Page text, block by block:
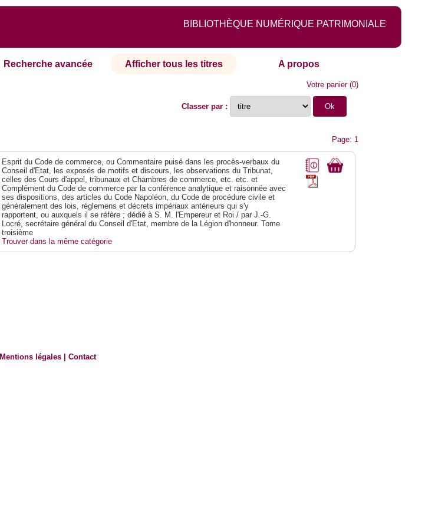
BIBLIOTHÈQUE NUMÉRIQUE PATRIMONIALE
Recherche avancée Afficher tous les titres A propos
Votre panier(0)
Classer par :
Page: 1
Esprit du Code de commerce, ou Commentaire puisé dans les procès-verbaux du
Conseil d'Etat, les exposés de motifs et discours, les observations du Tribunat,
celles des Cours d'appel, tribunaux et Chambres de commerce, etc. etc. et
Complément du Code de commerce par la conférence analytique et raisonnée avec
ses dispositions, des articles du Code Napoléon, du Code de procédure civile et
généralement des lois, réglemens et décrets impériaux antérieurs qui s'y
rapportent, ou auxquels il se réfère ; dédié à S. M. l'Empereur et Roi / par J.-G.
Locré, secrétaire général du Conseil d'Etat, membre de la Légion d'honneur. Tome
troisième
Trouver dans la même catégorie
Mentions légales |Contact